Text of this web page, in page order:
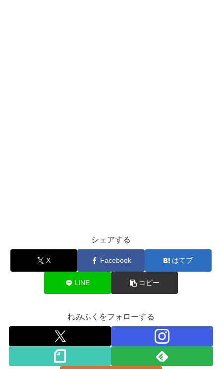
シェアする
X Facebook はてブ
LINE コピー
れみふくをフォローする